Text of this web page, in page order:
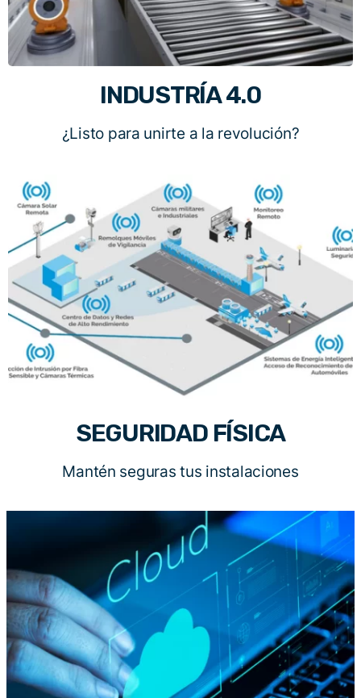
INDUSTRÍA 4.0
¿Listo para unirte a la revolución?
SEGURIDAD FÍSICA
Mantén seguras tus instalaciones